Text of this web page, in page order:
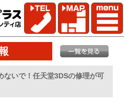
ないで！任天堂3DSの修理が可